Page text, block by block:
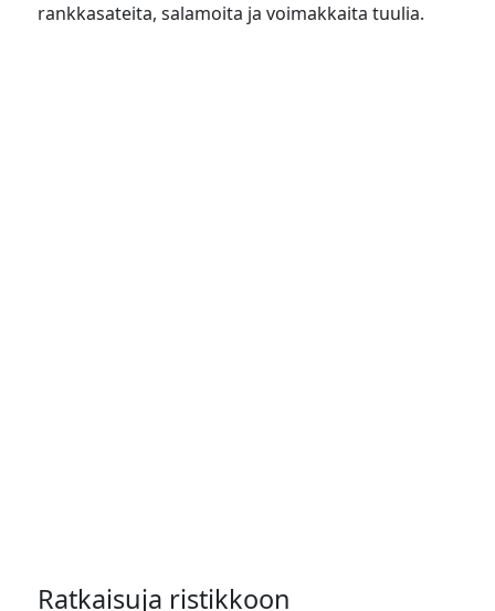
rankkasateita, salamoita ja voimakkaita tuulia.
Ratkaisuja ristikkoon